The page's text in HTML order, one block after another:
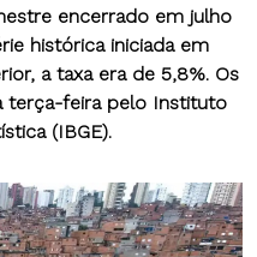
encerrado em julho
histórica iniciada em
a taxa era de 5,8%. Os
terça-feira pelo Instituto
(IBGE).